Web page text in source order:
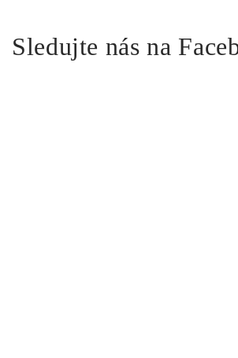
Sledujte nás na